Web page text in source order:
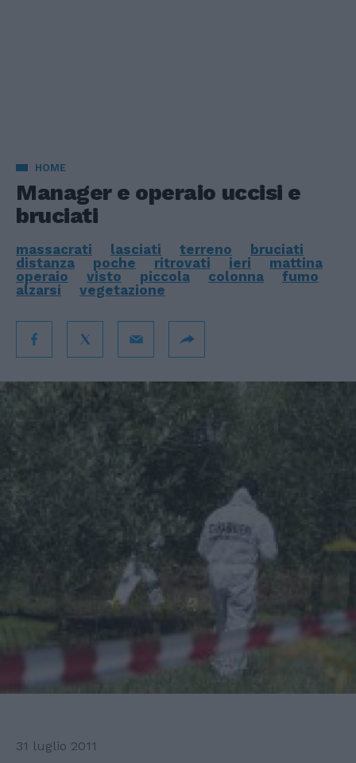
HOME
Manager e operaio uccisi e
bruciati
massacrati lasciati terreno
bruciati
distanza
poche ritrovati ieri
mattina
operaio
visto piccola colonna
fumo
alzarsi
vegetazione
31 luglio 2011